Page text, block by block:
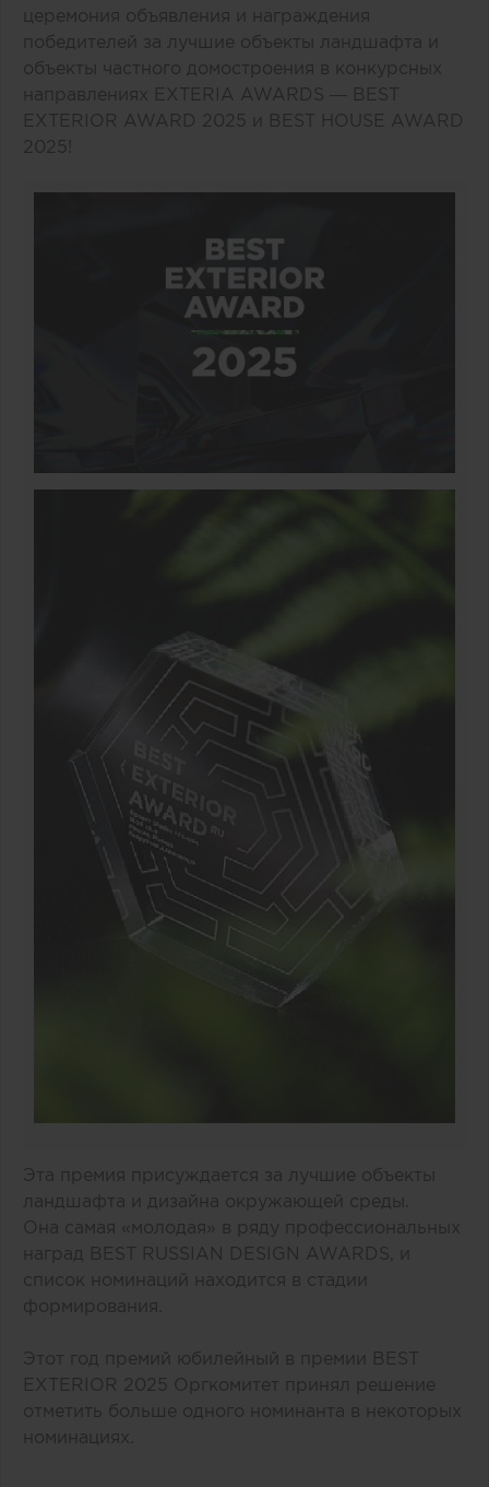
церемония объявления и награждения
победителей за лучшие объекты ландшафта и
объекты частного домостроения в конкурсных
направлениях EXTERIA AWARDS — BEST
EXTERIOR AWARD 2025 и BEST HOUSE AWARD
2025!
Эта премия присуждается за лучшие объекты
ландшафта и дизайна окружающей среды.
Она самая «молодая» в ряду профессиональных
наград BEST RUSSIAN DESIGN AWARDS, и
список номинаций находится в стадии
формирования.
Этот год премий юбилейный в премии BEST
EXTERIOR 2025 Оргкомитет принял решение
отметить больше одного номинанта в некоторых
номинациях.